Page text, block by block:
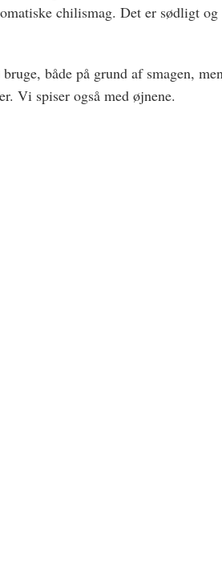
chilismag. Det er sødligt og
både på grund af smagen,
Vi spiser også med øjnene.